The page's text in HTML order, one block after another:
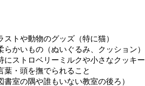
トや動物のグッズ（特に猫）
らかいもの（ぬいぐるみ、クッション）
にストロベリーミルクや小さなクッキ
葉・頭を撫でられること
書室の隅や誰もいない教室の後ろ）